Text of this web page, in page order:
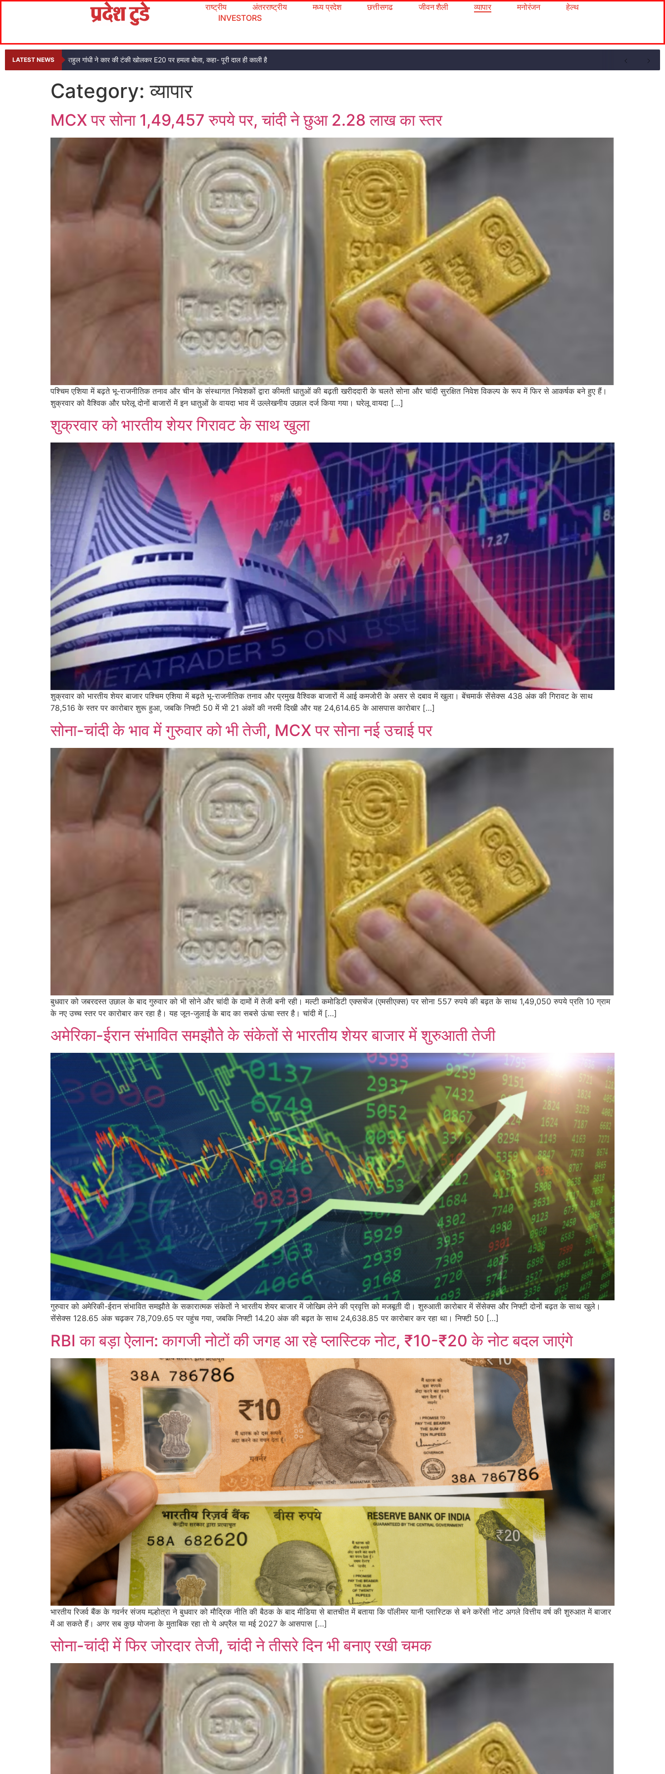
राष्ट्रीय अंतरराष्ट्रीय मध्य प्रदेश छत्तीसगढ जीवन शैली व्यापार मनोरंजन
हेल्थ
INVESTORS
LATEST NEWS राहुल गांधी ने कार की टंकी खोलकर E20 पर हमला बोला, कहा- पूरी दाल ही काली है
Category:व्यापार
MCX पर सोना 1,49,457 रुपये पर, चांदी ने छुआ 2.28 लाख का स्तर
पश्चिम एशिया में बढ़ते भू-राजनीतिक तनाव और चीन के संस्थागत निवेशकों द्वारा कीमती धातुओं की बढ़ती खरीददारी के चलते सोना और चांदी सुरक्षित निवेश विकल्प के रूप में फिर से आकर्षक बने हुए हैं।
शुक्रवार को वैश्विक और घरेलू दोनों बाजारों में इन धातुओं के वायदा भाव में उल्लेखनीय उछाल दर्ज किया गया। घरेलू वायदा […]
शुक्रवार को भारतीय शेयर गिरावट के साथ खुला
शुक्रवार को भारतीय शेयर बाजार पश्चिम एशिया में बढ़ते भू-राजनीतिक तनाव और प्रमुख वैश्विक बाजारों में आई कमजोरी के असर से दबाव में खुला। बेंचमार्क सेंसेक्स 438 अंक की गिरावट के साथ
78,516 के स्तर पर कारोबार शुरू हुआ, जबकि निफ्टी 50 में भी 21 अंकों की नरमी दिखी और यह 24,614.65 के आसपास कारोबार […]
सोना-चांदी के भाव में गुरुवार को भी तेजी, MCX पर सोना नई उचाई पर
बुधवार को जबरदस्त उछाल के बाद गुरुवार को भी सोने और चांदी के दामों में तेजी बनी रही। मल्टी कमोडिटी एक्सचेंज (एमसीएक्स) पर सोना 557 रुपये की बढ़त के साथ 1,49,050 रुपये प्रति 10 ग्राम
के नए उच्च स्तर पर कारोबार कर रहा है। यह जून-जुलाई के बाद का सबसे ऊंचा स्तर है। चांदी में […]
अमेरिका-ईरान संभावित समझौते के संकेतों से भारतीय शेयर बाजार में शुरुआती तेजी
गुरुवार को अमेरिकी-ईरान संभावित समझौते के सकारात्मक संकेतों ने भारतीय शेयर बाजार में जोखिम लेने की प्रवृत्ति को मजबूती दी। शुरुआती कारोबार में सेंसेक्स और निफ्टी दोनों बढ़त के साथ खुले।
सेंसेक्स 128.65 अंक चढ़कर 78,709.65 पर पहुंच गया, जबकि निफ्टी 14.20 अंक की बढ़त के साथ 24,638.85 पर कारोबार कर रहा था। निफ्टी 50 […]
RBI का बड़ा ऐलान: कागजी नोटों की जगह आ रहे प्लास्टिक नोट, ₹10-₹20 के नोट बदल जाएंगे
भारतीय रिजर्व बैंक के गवर्नर संजय मल्होत्रा ने बुधवार को मौद्रिक नीति की बैठक के बाद मीडिया से बातचीत में बताया कि पॉलीमर यानी प्लास्टिक से बने करेंसी नोट अगले वित्तीय वर्ष की शुरुआत में बाजार
में आ सकते हैं। अगर सब कुछ योजना के मुताबिक रहा तो ये अप्रैल या मई 2027 के आसपास […]
सोना-चांदी में फिर जोरदार तेजी, चांदी ने तीसरे दिन भी बनाए रखी चमक